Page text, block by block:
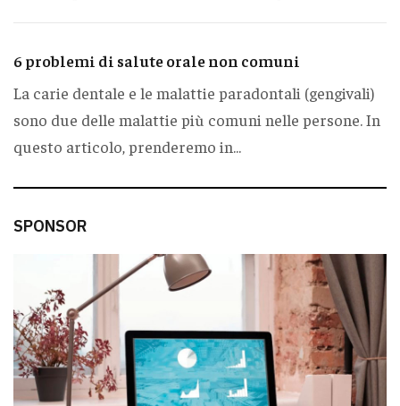
6 problemi di salute orale non comuni
La carie dentale e le malattie paradontali (gengivali)
sono due delle malattie più comuni nelle persone. In
questo articolo, prenderemo in...
SPONSOR